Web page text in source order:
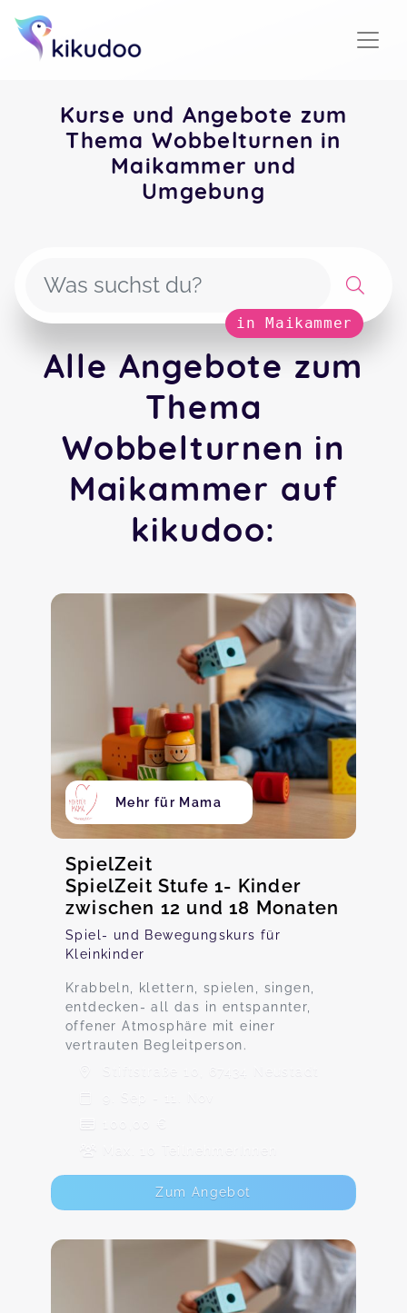
Kurse und Angebote zum
Thema Wobbelturnen in
Maikammer und
Umgebung
in Maikammer
Alle Angebote zum
Thema
Wobbelturnen in
Maikammer auf
kikudoo:
Mehr für Mama
SpielZeit
SpielZeit Stufe 1- Kinder
zwischen 12 und 18 Monaten
Spiel- und Bewegungskurs für
Kleinkinder
Krabbeln, klettern, spielen, singen,
entdecken- all das in entspannter,
offener Atmosphäre mit einer
vertrauten Begleitperson.
Stiftstraße 10, 67434 Neustadt
9. Sep - 11. Nov
100,00 €
Max. 10 TeilnehmerInnen
Zum Angebot